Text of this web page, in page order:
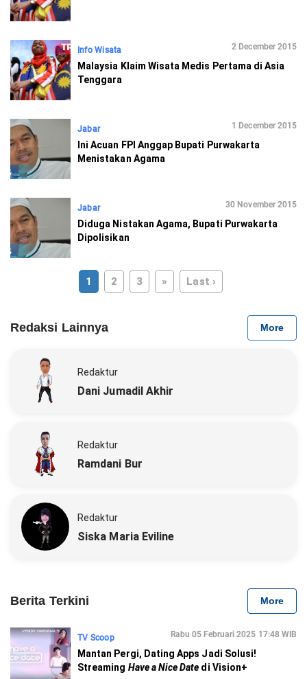
Info Wisata 2 December 2015
Malaysia Klaim Wisata Medis Pertama di Asia
Tenggara
Jabar 1 December 2015
Ini Acuan FPI Anggap Bupati Purwakarta
Menistakan Agama
Jabar 30 November 2015
Diduga Nistakan Agama, Bupati Purwakarta
Dipolisikan
1 2 3 » Last ›
Redaksi Lainnya More
Redaktur
Dani Jumadil Akhir
Redaktur
Ramdani Bur
Redaktur
Siska Maria Eviline
Berita Terkini More
TV Scoop Rabu 05 Februari 2025 17:48 WIB
Mantan Pergi, Dating Apps Jadi Solusi!
Streaming Have a Nice Date di Vision+